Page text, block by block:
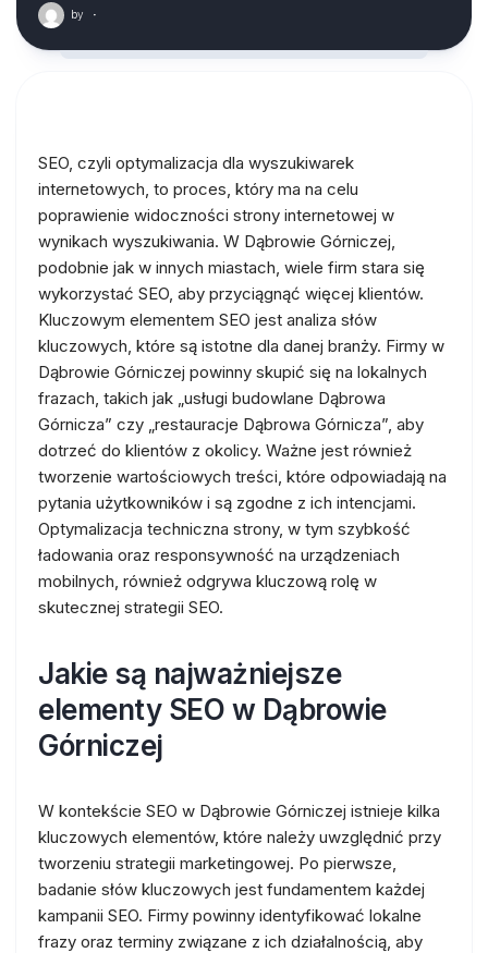
by ·
SEO, czyli optymalizacja dla wyszukiwarek
internetowych, to proces, który ma na celu
poprawienie widoczności strony internetowej w
wynikach wyszukiwania. W Dąbrowie Górniczej,
podobnie jak w innych miastach, wiele firm stara się
wykorzystać SEO, aby przyciągnąć więcej klientów.
Kluczowym elementem SEO jest analiza słów
kluczowych, które są istotne dla danej branży. Firmy w
Dąbrowie Górniczej powinny skupić się na lokalnych
frazach, takich jak „usługi budowlane Dąbrowa
Górnicza” czy „restauracje Dąbrowa Górnicza”, aby
dotrzeć do klientów z okolicy. Ważne jest również
tworzenie wartościowych treści, które odpowiadają na
pytania użytkowników i są zgodne z ich intencjami.
Optymalizacja techniczna strony, w tym szybkość
ładowania oraz responsywność na urządzeniach
mobilnych, również odgrywa kluczową rolę w
skutecznej strategii SEO.
Jakie są najważniejsze
elementy SEO w Dąbrowie
Górniczej
W kontekście SEO w Dąbrowie Górniczej istnieje kilka
kluczowych elementów, które należy uwzględnić przy
tworzeniu strategii marketingowej. Po pierwsze,
badanie słów kluczowych jest fundamentem każdej
kampanii SEO. Firmy powinny identyfikować lokalne
frazy oraz terminy związane z ich działalnością, aby